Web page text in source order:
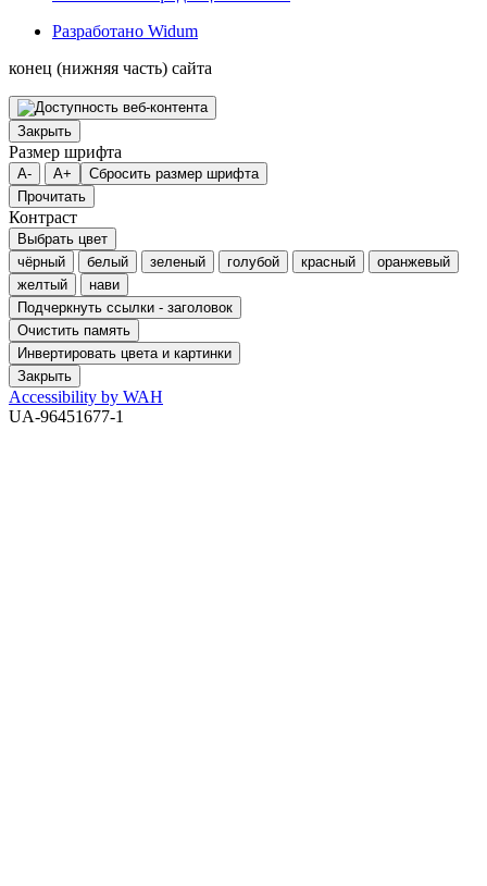
Разработано Widum
конец (нижняя часть) сайта
Закрыть
Размер шрифта
A- A+
Сбросить размер шрифта
Прочитать
Контраст
Выбрать цвет
чёрный
белый зеленый голубой красный
оранжевый
желтый
нави
Подчеркнуть ссылки - заголовок
Очистить память
Инвертировать цвета и картинки
Закрыть
Accessibility by WAH
UA-96451677-1